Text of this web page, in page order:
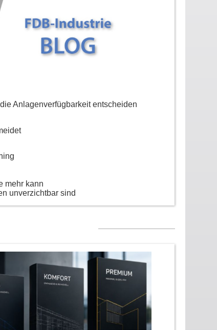
Anlagenverfügbarkeit entscheiden
mehr kann
unverzichtbar sind